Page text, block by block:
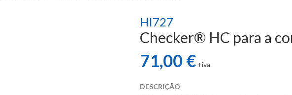
HI727
Checker® HC para a
71,00 € +iva
DESCRIÇÃO